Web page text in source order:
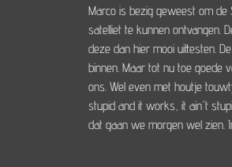
Marco is bezig geweest om
satelliet te kunnen ontvangen.
deze dan hier mooi uittesten.
binnen. Maar tot nu toe goede
ons. Wel even met houtje
stupid and it works, it ain't
dat gaan we morgen wel zien.